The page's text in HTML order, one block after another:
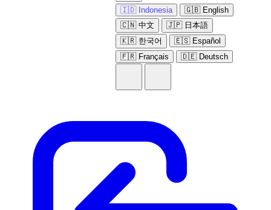
🇮🇩 Indonesia
🇬🇧 English
🇨🇳 中文
🇯🇵 日本語
🇰🇷 한국어
🇪🇸 Español
🇫🇷 Français
🇩🇪 Deutsch